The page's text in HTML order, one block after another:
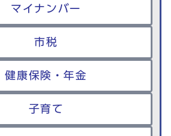
マイナンバー
市税
健康保険・年金
子育て